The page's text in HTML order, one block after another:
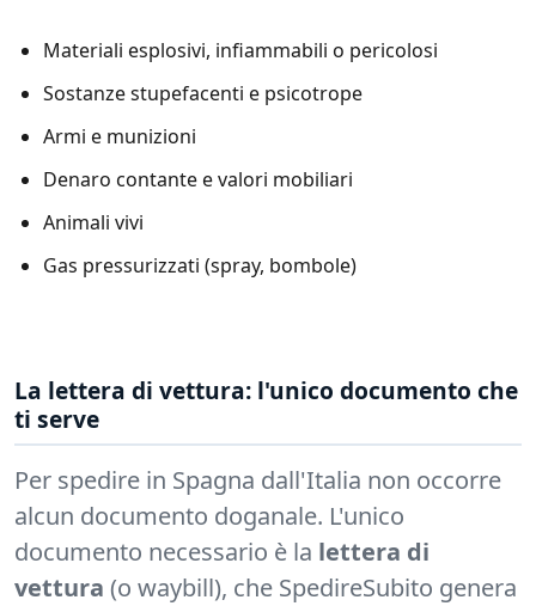
Materiali esplosivi, infiammabili o pericolosi
Sostanze stupefacenti e psicotrope
Armi e munizioni
Denaro contante e valori mobiliari
Animali vivi
Gas pressurizzati (spray, bombole)
La lettera di vettura: l'unico documento che
ti serve
Per spedire in Spagna dall'Italia non occorre
alcun documento doganale. L'unico
documento necessario è la lettera di
vettura (o waybill), che SpedireSubito genera